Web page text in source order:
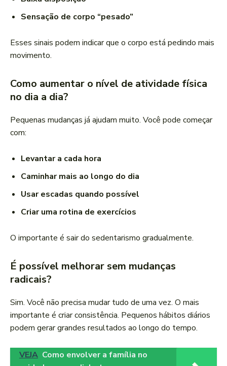
Sensação de corpo “pesado”
Esses sinais podem indicar que o corpo está pedindo mais
movimento.
Como aumentar o nível de atividade física
no dia a dia?
Pequenas mudanças já ajudam muito. Você pode começar
com:
Levantar a cada hora
Caminhar mais ao longo do dia
Usar escadas quando possível
Criar uma rotina de exercícios
O importante é sair do sedentarismo gradualmente.
É possível melhorar sem mudanças
radicais?
Sim. Você não precisa mudar tudo de uma vez. O mais
importante é criar consistência. Pequenos hábitos diários
podem gerar grandes resultados ao longo do tempo.
VEJA Como envolver a família no